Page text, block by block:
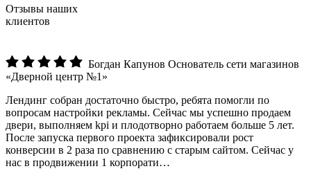
Отзывы наших
клиентов
Богдан Капунов Основатель сети магазинов
«Дверной центр №1»
Лендинг собран достаточно быстро, ребята помогли по
вопросам настройки рекламы. Сейчас мы успешно продаем
двери, выполняем kpi и плодотворно работаем больше 5 лет.
После запуска первого проекта зафиксировали рост
конверсии в 2 раза по сравнению с старым сайтом. Сейчас у
нас в продвижении 1 корпорати…